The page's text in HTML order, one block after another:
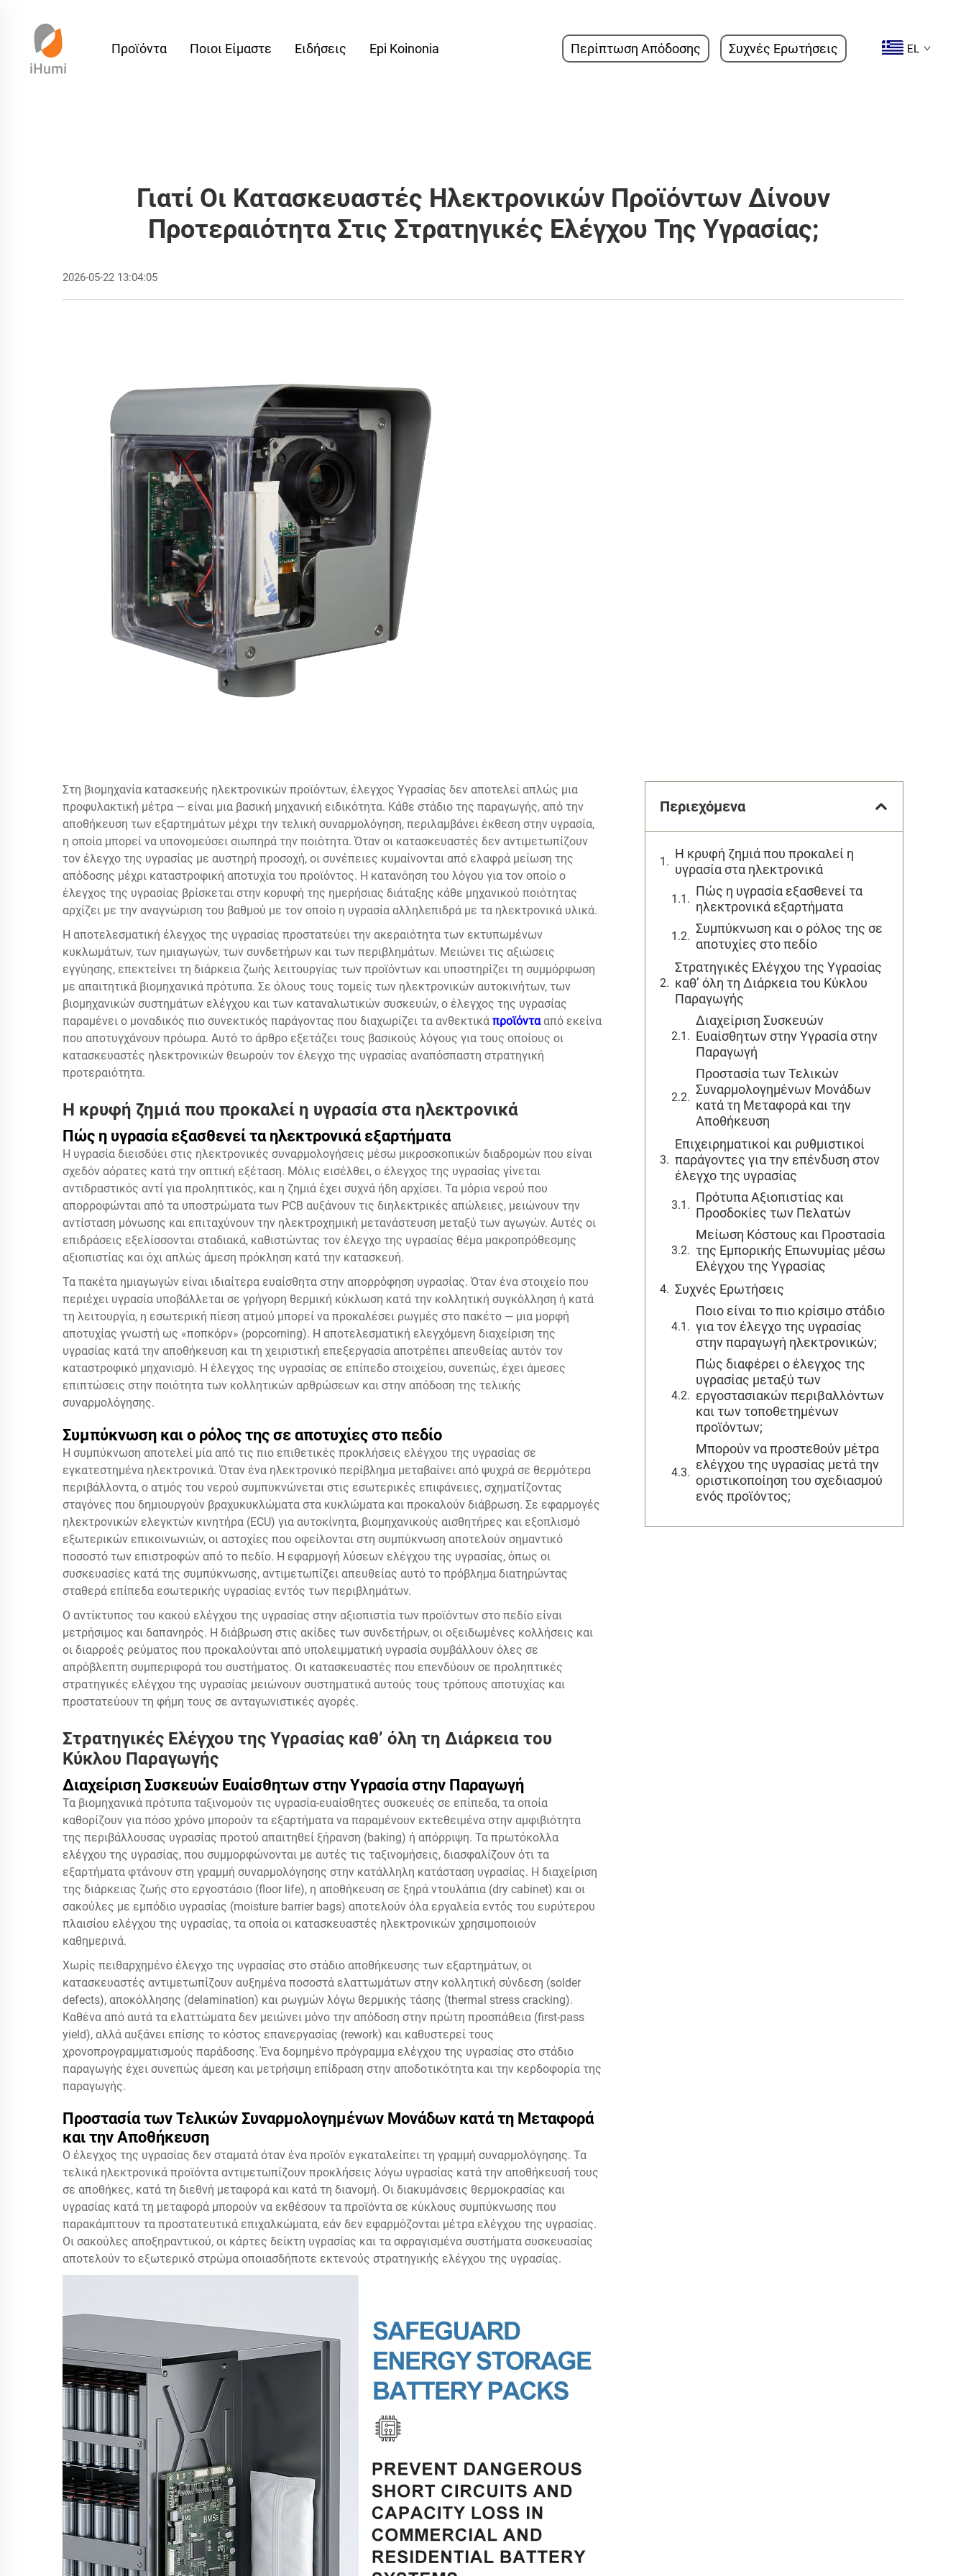
Προϊόντα Ποιοι Είμαστε Ειδήσεις Epi Koinonia Περίπτωση Απόδοσης Συχνές Ερωτήσεις EL
Γιατί Οι Κατασκευαστές Ηλεκτρονικών Προϊόντων Δίνουν
Προτεραιότητα Στις Στρατηγικές Ελέγχου Της Υγρασίας;
2026-05-22 13:04:05
Στη βιομηχανία κατασκευής ηλεκτρονικών προϊόντων, έλεγχος Υγρασίας δεν αποτελεί απλώς μια
προφυλακτική μέτρα — είναι μια βασική μηχανική ειδικότητα. Κάθε στάδιο της παραγωγής, από την
αποθήκευση των εξαρτημάτων μέχρι την τελική συναρμολόγηση, περιλαμβάνει έκθεση στην υγρασία,
η οποία μπορεί να υπονομεύσει σιωπηρά την ποιότητα. Όταν οι κατασκευαστές δεν αντιμετωπίζουν
τον έλεγχο της υγρασίας με αυστηρή προσοχή, οι συνέπειες κυμαίνονται από ελαφρά μείωση της
απόδοσης μέχρι καταστροφική αποτυχία του προϊόντος. Η κατανόηση του λόγου για τον οποίο ο
έλεγχος της υγρασίας βρίσκεται στην κορυφή της ημερήσιας διάταξης κάθε μηχανικού ποιότητας
αρχίζει με την αναγνώριση του βαθμού με τον οποίο η υγρασία αλληλεπιδρά με τα ηλεκτρονικά υλικά.
Η αποτελεσματική έλεγχος της υγρασίας προστατεύει την ακεραιότητα των εκτυπωμένων
κυκλωμάτων, των ημιαγωγών, των συνδετήρων και των περιβλημάτων. Μειώνει τις αξιώσεις
εγγύησης, επεκτείνει τη διάρκεια ζωής λειτουργίας των προϊόντων και υποστηρίζει τη συμμόρφωση
με απαιτητικά βιομηχανικά πρότυπα. Σε όλους τους τομείς των ηλεκτρονικών αυτοκινήτων, των
βιομηχανικών συστημάτων ελέγχου και των καταναλωτικών συσκευών, ο έλεγχος της υγρασίας
παραμένει ο μοναδικός πιο συνεκτικός παράγοντας που διαχωρίζει τα ανθεκτικά προϊόντααπό εκείνα
που αποτυγχάνουν πρόωρα. Αυτό το άρθρο εξετάζει τους βασικούς λόγους για τους οποίους οι
κατασκευαστές ηλεκτρονικών θεωρούν τον έλεγχο της υγρασίας αναπόσπαστη στρατηγική
προτεραιότητα.
Η κρυφή ζημιά που προκαλεί η υγρασία στα ηλεκτρονικά
Πώς η υγρασία εξασθενεί τα ηλεκτρονικά εξαρτήματα
Η υγρασία διεισδύει στις ηλεκτρονικές συναρμολογήσεις μέσω μικροσκοπικών διαδρομών που είναι
σχεδόν αόρατες κατά την οπτική εξέταση. Μόλις εισέλθει, ο έλεγχος της υγρασίας γίνεται
αντιδραστικός αντί για προληπτικός, και η ζημιά έχει συχνά ήδη αρχίσει. Τα μόρια νερού που
απορροφώνται από τα υποστρώματα των PCB αυξάνουν τις διηλεκτρικές απώλειες, μειώνουν την
αντίσταση μόνωσης και επιταχύνουν την ηλεκτροχημική μετανάστευση μεταξύ των αγωγών. Αυτές οι
επιδράσεις εξελίσσονται σταδιακά, καθιστώντας τον έλεγχο της υγρασίας θέμα μακροπρόθεσμης
αξιοπιστίας και όχι απλώς άμεση πρόκληση κατά την κατασκευή.
Τα πακέτα ημιαγωγών είναι ιδιαίτερα ευαίσθητα στην απορρόφηση υγρασίας. Όταν ένα στοιχείο που
περιέχει υγρασία υποβάλλεται σε γρήγορη θερμική κύκλωση κατά την κολλητική συγκόλληση ή κατά
τη λειτουργία, η εσωτερική πίεση ατμού μπορεί να προκαλέσει ρωγμές στο πακέτο — μια μορφή
αποτυχίας γνωστή ως «ποπκόρν» (popcorning). Η αποτελεσματική ελεγχόμενη διαχείριση της
υγρασίας κατά την αποθήκευση και τη χειριστική επεξεργασία αποτρέπει απευθείας αυτόν τον
καταστροφικό μηχανισμό. Η έλεγχος της υγρασίας σε επίπεδο στοιχείου, συνεπώς, έχει άμεσες
επιπτώσεις στην ποιότητα των κολλητικών αρθρώσεων και στην απόδοση της τελικής
συναρμολόγησης.
Συμπύκνωση και ο ρόλος της σε αποτυχίες στο πεδίο
Η συμπύκνωση αποτελεί μία από τις πιο επιθετικές προκλήσεις ελέγχου της υγρασίας σε
εγκατεστημένα ηλεκτρονικά. Όταν ένα ηλεκτρονικό περίβλημα μεταβαίνει από ψυχρά σε θερμότερα
περιβάλλοντα, ο ατμός του νερού συμπυκνώνεται στις εσωτερικές επιφάνειες, σχηματίζοντας
σταγόνες που δημιουργούν βραχυκυκλώματα στα κυκλώματα και προκαλούν διάβρωση. Σε εφαρμογές
ηλεκτρονικών ελεγκτών κινητήρα (ECU) για αυτοκίνητα, βιομηχανικούς αισθητήρες και εξοπλισμό
εξωτερικών επικοινωνιών, οι αστοχίες που οφείλονται στη συμπύκνωση αποτελούν σημαντικό
ποσοστό των επιστροφών από το πεδίο. Η εφαρμογή λύσεων ελέγχου της υγρασίας, όπως οι
συσκευασίες κατά της συμπύκνωσης, αντιμετωπίζει απευθείας αυτό το πρόβλημα διατηρώντας
σταθερά επίπεδα εσωτερικής υγρασίας εντός των περιβλημάτων.
Ο αντίκτυπος του κακού ελέγχου της υγρασίας στην αξιοπιστία των προϊόντων στο πεδίο είναι
μετρήσιμος και δαπανηρός. Η διάβρωση στις ακίδες των συνδετήρων, οι οξειδωμένες κολλήσεις και
οι διαρροές ρεύματος που προκαλούνται από υπολειμματική υγρασία συμβάλλουν όλες σε
απρόβλεπτη συμπεριφορά του συστήματος. Οι κατασκευαστές που επενδύουν σε προληπτικές
στρατηγικές ελέγχου της υγρασίας μειώνουν συστηματικά αυτούς τους τρόπους αποτυχίας και
προστατεύουν τη φήμη τους σε ανταγωνιστικές αγορές.
Στρατηγικές Ελέγχου της Υγρασίας καθ’ όλη τη Διάρκεια του
Κύκλου Παραγωγής
Διαχείριση Συσκευών Ευαίσθητων στην Υγρασία στην Παραγωγή
Τα βιομηχανικά πρότυπα ταξινομούν τις υγρασία-ευαίσθητες συσκευές σε επίπεδα, τα οποία
καθορίζουν για πόσο χρόνο μπορούν τα εξαρτήματα να παραμένουν εκτεθειμένα στην αμφιβιότητα
της περιβάλλουσας υγρασίας προτού απαιτηθεί ξήρανση (baking) ή απόρριψη. Τα πρωτόκολλα
ελέγχου της υγρασίας, που συμμορφώνονται με αυτές τις ταξινομήσεις, διασφαλίζουν ότι τα
εξαρτήματα φτάνουν στη γραμμή συναρμολόγησης στην κατάλληλη κατάσταση υγρασίας. Η διαχείριση
της διάρκειας ζωής στο εργοστάσιο (floor life), η αποθήκευση σε ξηρά ντουλάπια (dry cabinet) και οι
σακούλες με εμπόδιο υγρασίας (moisture barrier bags) αποτελούν όλα εργαλεία εντός του ευρύτερου
πλαισίου ελέγχου της υγρασίας, τα οποία οι κατασκευαστές ηλεκτρονικών χρησιμοποιούν
καθημερινά.
Χωρίς πειθαρχημένο έλεγχο της υγρασίας στο στάδιο αποθήκευσης των εξαρτημάτων, οι
κατασκευαστές αντιμετωπίζουν αυξημένα ποσοστά ελαττωμάτων στην κολλητική σύνδεση (solder
defects), αποκόλλησης (delamination) και ρωγμών λόγω θερμικής τάσης (thermal stress cracking).
Καθένα από αυτά τα ελαττώματα δεν μειώνει μόνο την απόδοση στην πρώτη προσπάθεια (first-pass
yield), αλλά αυξάνει επίσης το κόστος επανεργασίας (rework) και καθυστερεί τους
χρονοπρογραμματισμούς παράδοσης. Ένα δομημένο πρόγραμμα ελέγχου της υγρασίας στο στάδιο
παραγωγής έχει συνεπώς άμεση και μετρήσιμη επίδραση στην αποδοτικότητα και την κερδοφορία της
παραγωγής.
Προστασία των Τελικών Συναρμολογημένων Μονάδων κατά τη Μεταφορά
και την Αποθήκευση
Ο έλεγχος της υγρασίας δεν σταματά όταν ένα προϊόν εγκαταλείπει τη γραμμή συναρμολόγησης. Τα
τελικά ηλεκτρονικά προϊόντα αντιμετωπίζουν προκλήσεις λόγω υγρασίας κατά την αποθήκευσή τους
σε αποθήκες, κατά τη διεθνή μεταφορά και κατά τη διανομή. Οι διακυμάνσεις θερμοκρασίας και
υγρασίας κατά τη μεταφορά μπορούν να εκθέσουν τα προϊόντα σε κύκλους συμπύκνωσης που
παρακάμπτουν τα προστατευτικά επιχαλκώματα, εάν δεν εφαρμόζονται μέτρα ελέγχου της υγρασίας.
Οι σακούλες αποξηραντικού, οι κάρτες δείκτη υγρασίας και τα σφραγισμένα συστήματα συσκευασίας
αποτελούν το εξωτερικό στρώμα οποιασδήποτε εκτενούς στρατηγικής ελέγχου της υγρασίας.
Περιεχόμενα
Η κρυφή ζημιά που προκαλεί η
υγρασία στα ηλεκτρονικά
Πώς η υγρασία εξασθενεί τα
ηλεκτρονικά εξαρτήματα
Συμπύκνωση και ο ρόλος της σε
αποτυχίες στο πεδίο
Στρατηγικές Ελέγχου της Υγρασίας
καθ’ όλη τη Διάρκεια του Κύκλου
Παραγωγής
Διαχείριση Συσκευών
Ευαίσθητων στην Υγρασία στην
Παραγωγή
Προστασία των Τελικών
Συναρμολογημένων Μονάδων
κατά τη Μεταφορά και την
Αποθήκευση
Επιχειρηματικοί και ρυθμιστικοί
παράγοντες για την επένδυση στον
έλεγχο της υγρασίας
Πρότυπα Αξιοπιστίας και
Προσδοκίες των Πελατών
Μείωση Κόστους και Προστασία
της Εμπορικής Επωνυμίας μέσω
Ελέγχου της Υγρασίας
Συχνές Ερωτήσεις
Ποιο είναι το πιο κρίσιμο στάδιο
για τον έλεγχο της υγρασίας
στην παραγωγή ηλεκτρονικών;
Πώς διαφέρει ο έλεγχος της
υγρασίας μεταξύ των
εργοστασιακών περιβαλλόντων
και των τοποθετημένων
προϊόντων;
Μπορούν να προστεθούν μέτρα
ελέγχου της υγρασίας μετά την
οριστικοποίηση του σχεδιασμού
ενός προϊόντος;